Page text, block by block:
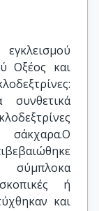
Οξέος και
συνθετικά
ή
και